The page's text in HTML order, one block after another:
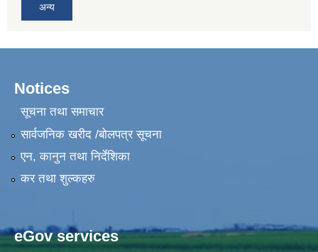
अन्य
Notices
सूचना तथा समाचार
सार्वजनिक खरीद /बोलपत्र सूचना
एन, कानुन तथा निर्देशिका
कर तथा शुल्कहरु
eGov services